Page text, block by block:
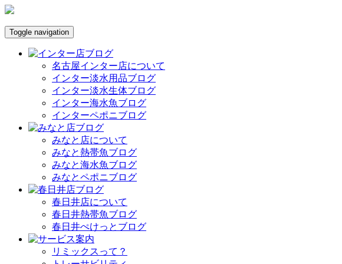
Toggle navigation
名古屋インター店について
インター淡水用品ブログ
インター淡水生体ブログ
インター海水魚ブログ
インターペポニブログ
みなと店について
みなと熱帯魚ブログ
みなと海水魚ブログ
みなとペポニブログ
春日井店について
春日井熱帯魚ブログ
春日井ぺけっとブログ
リミックスって？